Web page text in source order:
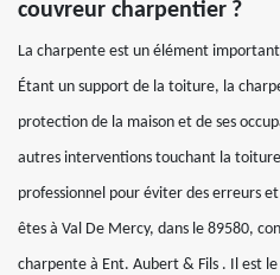
couvreur charpentier ?
La charpente est un élément
Étant un support de la toiture, la
protection de la maison et de ses
autres interventions touchant la
professionnel pour éviter des erreurs
êtes à Val De Mercy, dans le 89580,
charpente à Ent. Aubert & Fils . Il est